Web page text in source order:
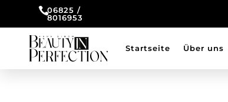
06825 /
8016953
Startseite Über uns